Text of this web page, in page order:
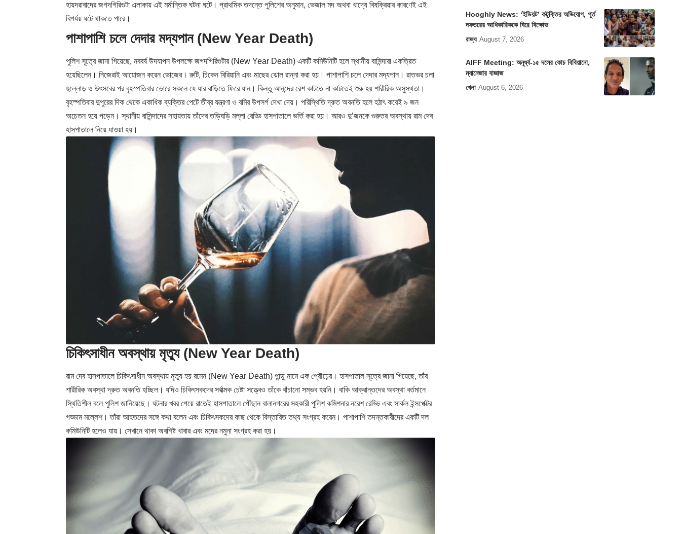
হায়দরাবাদের জগদগিরিগুটা এলাকায় এই মর্মান্তিক ঘটনা ঘটে। প্রাথমিক তদন্তে পুলিশের অনুমান, ভেজাল মদ অথবা খাদ্যে বিষক্রিয়ার কারণেই এই
বিপর্যয় ঘটে থাকতে পারে।
পাশাপাশি চলে দেদার মদ্যপান (New Year Death)
পুলিশ সূত্রে জানা গিয়েছে, নববর্ষ উদযাপন উপলক্ষে জগদগিরিগুটার (New Year Death) একটি কমিউনিটি হলে স্থানীয় বাসিন্দারা একত্রিত
হয়েছিলেন। নিজেরাই আয়োজন করেন ভোজের। রুটি, চিকেন বিরিয়ানি এবং মাছের ঝোল রান্না করা হয়। পাশাপাশি চলে দেদার মদ্যপান। রাতভর চলা
হুল্লোড় ও উৎসবের পর বৃহস্পতিবার ভোরে সকলে যে যার বাড়িতে ফিরে যান। কিন্তু আনন্দের রেশ কাটতে না কাটতেই শুরু হয় শারীরিক অসুস্থতা।
বৃহস্পতিবার দুপুরের দিক থেকে একাধিক ব্যক্তির পেটে তীব্র যন্ত্রণা ও বমির উপসর্গ দেখা দেয়। পরিস্থিতি দ্রুত অবনতি হলে হঠাৎ করেই ৯ জন
অচেতন হয়ে পড়েন। স্থানীয় বাসিন্দাদের সহায়তায় তাঁদের তড়িঘড়ি মল্লা রেড্ডি হাসপাতালে ভর্তি করা হয়। আরও দু’জনকে গুরুতর অবস্থায় রাম দেব
হাসপাতালে নিয়ে যাওয়া হয়।
চিকিৎসাধীন অবস্থায় মৃত্যু (New Year Death)
রাম দেব হাসপাতালে চিকিৎসাধীন অবস্থায় মৃত্যু হয় রমেন (New Year Death) পান্ডু নামে এক প্রৌঢ়ের। হাসপাতাল সূত্রে জানা গিয়েছে, তাঁর
শারীরিক অবস্থা দ্রুত অবনতি হচ্ছিল। যদিও চিকিৎসকদের সর্বাত্মক চেষ্টা সত্ত্বেও তাঁকে বাঁচানো সম্ভব হয়নি। বাকি আক্রান্তদের অবস্থা বর্তমানে
স্থিতিশীল বলে পুলিশ জানিয়েছে। ঘটনার খবর পেয়ে রাতেই হাসপাতালে পৌঁছান বালানগরের সহকারী পুলিশ কমিশনার নরেশ রেড্ডি এবং সার্কল ইন্সপেক্টর
গড্ডাম মল্লেশ। তাঁরা আহতদের সঙ্গে কথা বলেন এবং চিকিৎসকদের কাছ থেকে বিস্তারিত তথ্য সংগ্রহ করেন। পাশাপাশি তদন্তকারীদের একটি দল
কমিউনিটি হলেও যায়। সেখানে থাকা অবশিষ্ট খাবার এবং মদের নমুনা সংগ্রহ করা হয়।
Hooghly News: ‘ইডিয়ট’ কটুক্তির অভিযোগ, পূর্ত
দফতরের আধিকারিককে ঘিরে বিক্ষোভ
রাজ্য August 7, 2026
AIFF Meeting: অনূর্ধ্ব-১৫ দলের কোচ বিবিয়ানো,
ম্যানেজার বাজাজ
খেলা August 6, 2026